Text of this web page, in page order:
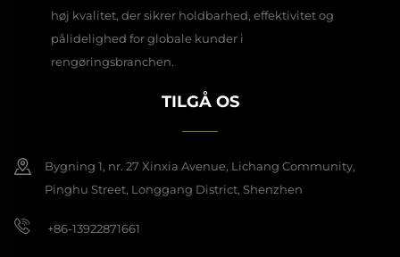
høj kvalitet, der sikrer holdbarhed, effektivitet og
pålidelighed for globale kunder i
rengøringsbranchen.
TILGÅ OS
Bygning 1, nr. 27 Xinxia Avenue, Lichang Community,
Pinghu Street, Longgang District, Shenzhen
+86-13922871661